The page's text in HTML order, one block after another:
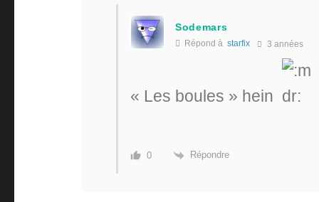
Sodemars
Répond à starfix 3 années
« Les boules » hein
0 Répondre